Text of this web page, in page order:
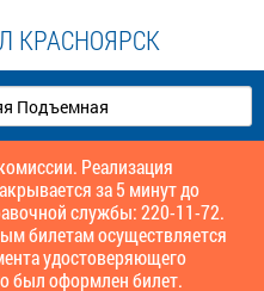
КРАСНОЯРСК
Реализация
за 5 минут до
службы: 220-11-72.
билетам осуществляется
удостоверяющего
был оформлен билет.